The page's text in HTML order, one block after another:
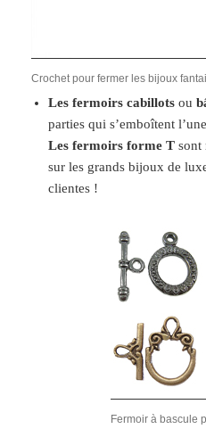
Crochet pour fermer les bijoux
Les fermoirs cabillotsou
parties qui s’emboîtent
Les fermoirs forme T sont
sur les grands bijoux de
clientes !
Fermoir à bascule